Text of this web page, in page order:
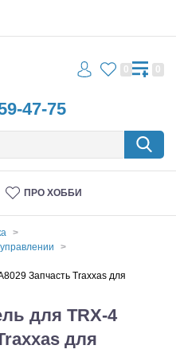
47-75
0 0
ПРО ХОББИ
Запчасть Traxxas для
для TRX-4
для